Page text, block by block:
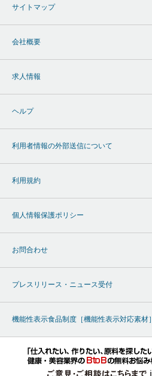
サイトマップ
会社概要
求人情報
ヘルプ
利用者情報の外部送信について
利用規約
個人情報保護ポリシー
お問合わせ
プレスリリース・ニュース受付
機能性表示食品制度［機能性表示対応素材］